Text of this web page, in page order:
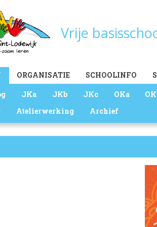
Vrije
JKa JKb JKc OKa
Atelierwerking Archief
ORGANISATIE SCHOOLINFO